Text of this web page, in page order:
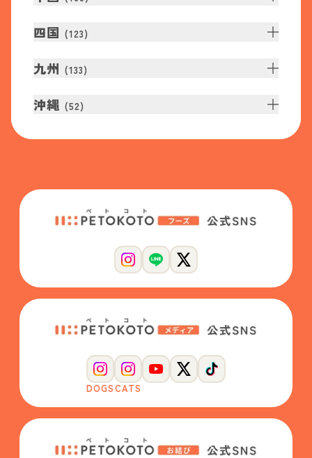
四国 (123)
九州 (133)
沖縄 (52)
DOGSCATS